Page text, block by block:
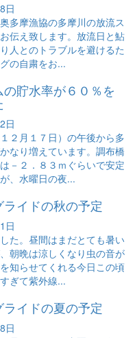
日
多摩漁協の多摩川の放流ス
伝え致します。放流日と鮎
人とのトラブルを避けるた
の自粛をお...
貯水率が６０％を
日
２月１７日）の午後から多
なり増えています。調布橋
－２．８３ｍぐらいで安定
、水曜日の夜...
ライドの秋の予定
日
た。昼間はまだとても暑い
朝晩は涼しくなり虫の音が
知らせてくれる今日この頃
ぎて紫外線...
ライドの夏の予定
日